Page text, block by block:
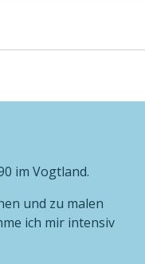
im Vogtland.
und zu malen
ich mir intensiv